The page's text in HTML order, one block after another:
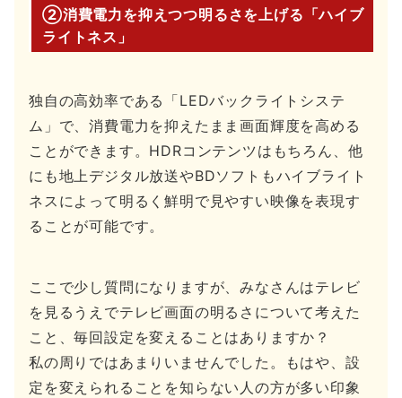
②消費電力を抑えつつ明るさを上げる「ハイブ
ライトネス」
独自の高効率である「LEDバックライトシステ
ム」で、消費電力を抑えたまま画面輝度を高める
ことができます。HDRコンテンツはもちろん、他
にも地上デジタル放送やBDソフトもハイブライト
ネスによって明るく鮮明で見やすい映像を表現す
ることが可能です。
ここで少し質問になりますが、みなさんはテレビ
を見るうえでテレビ画面の明るさについて考えた
こと、毎回設定を変えることはありますか？
私の周りではあまりいませんでした。もはや、設
定を変えられることを知らない人の方が多い印象